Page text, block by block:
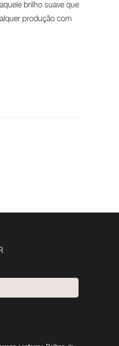
brilho suave que
produção com